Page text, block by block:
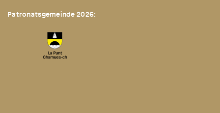
Patronatsgemeinde 2026: